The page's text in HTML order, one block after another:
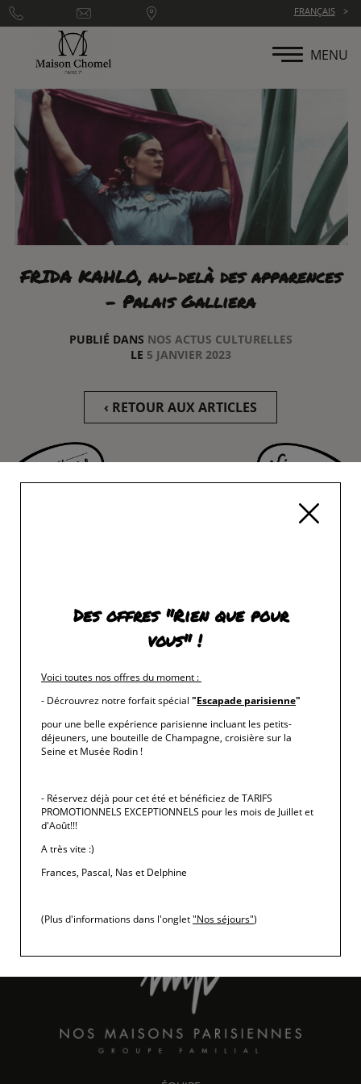
FRANÇAIS
MENU
FRIDA KAHLO, au-delà des apparences
- Palais Galliera
PUBLIÉ DANS NOS ACTUS CULTURELLES
LE 5 JANVIER 2023
‹ RETOUR AUX ARTICLES
+33 (0)1 45 48 55 52
Des offres "Rien que pour
vous" !
Voici toutes nos offres du moment :
- Décrouvrez notre forfait spécial "Escapade parisienne"
pour une belle expérience parisienne incluant les petits-
déjeuners, une bouteille de Champagne, croisière sur la
Seine et Musée Rodin !
- Réservez déjà pour cet été et bénéficiez de TARIFS
PROMOTIONNELS EXCEPTIONNELS pour les mois de Juillet et
d'Août!!!
A très vite :)
Frances, Pascal, Nas et Delphine
(Plus d'informations dans l'onglet"Nos séjours")
Panneau de gestion des cookies